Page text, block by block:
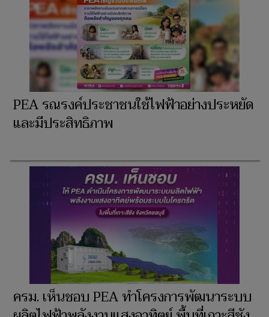
PEA รณรงค์ประชาชนใช้ไฟฟ้าอย่างประหยัด
และมีประสิทธิภาพ
ครม. เห็นชอบ PEA ทำโครงการพัฒนาระบบ